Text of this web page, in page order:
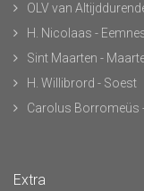
OLV van
H. Nicolaas -
Sint Maarten -
H. Willibrord - Soest
Carolus Borromeüs
Extra